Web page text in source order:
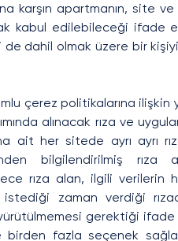
karşın apartmanın, site
kabul edilebileceği ifade
dahil olmak üzere bir
çerez politikalarına ilişkin
alınacak rıza ve
her sitede ayrı ayrı
bilgilendirilmiş rıza
rıza alan, ilgili verilerin
istediği zaman verdiği
gerektiği ifade
fazla seçenek